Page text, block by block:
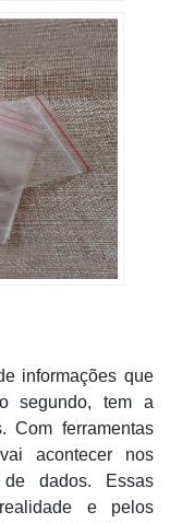
informações que
segundo, tem a
Com ferramentas
acontecer nos
dados. Essas
e pelos